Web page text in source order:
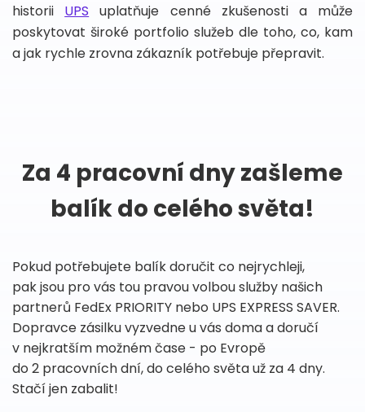
historii UPS uplatňuje cenné zkušenosti a může
poskytovat široké portfolio služeb dle toho, co, kam
a jak rychle zrovna zákazník potřebuje přepravit.
Za 4 pracovní dny zašleme
balík do celého světa!
Pokud potřebujete balík doručit co nejrychleji,
pak jsou pro vás tou pravou volbou služby našich
partnerů FedEx PRIORITY nebo UPS EXPRESS SAVER.
Dopravce zásilku vyzvedne u vás doma a doručí
v nejkratším možném čase - po Evropě
do 2 pracovních dní, do celého světa už za 4 dny.
Stačí jen zabalit!